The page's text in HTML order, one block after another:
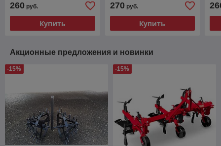
260 руб.
Купить
270руб.
Купить
Акционные предложения и новинки
-15% -15%